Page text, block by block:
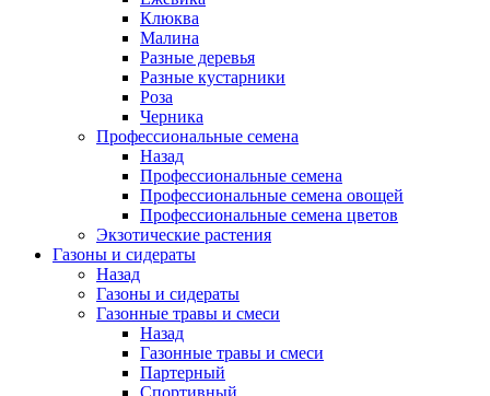
Клюква
Малина
Разные деревья
Разные кустарники
Роза
Черника
Профессиональные семена
Назад
Профессиональные семена
Профессиональные семена овощей
Профессиональные семена цветов
Экзотические растения
Газоны и сидераты
Назад
Газоны и сидераты
Газонные травы и смеси
Назад
Газонные травы и смеси
Партерный
Спортивный